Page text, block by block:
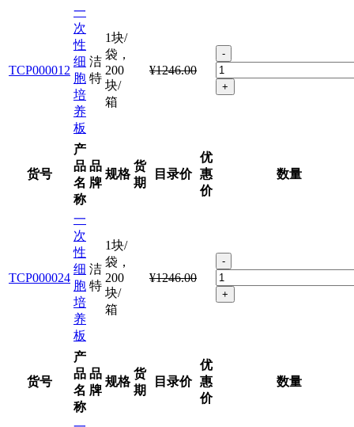
TCP000012
一
次
性
细
胞
培
养
板
洁
特
1块/
袋，
200
块/
箱
¥1246.00
-
+
货号
产
品
名
称
品
牌
规格
货
期
目录价
优
惠
价
数量
TCP000024
一
次
性
细
胞
培
养
板
洁
特
1块/
袋，
200
块/
箱
¥1246.00
-
+
货号
产
品
名
称
品
牌
规格
货
期
目录价
优
惠
价
数量